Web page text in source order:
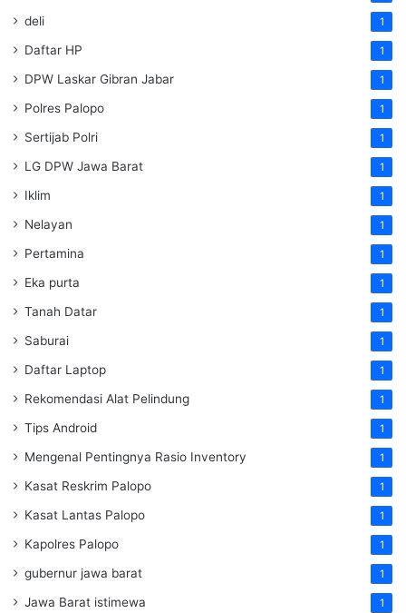
deli 1
Daftar HP 1
DPW Laskar Gibran Jabar 1
Polres Palopo 1
Sertijab Polri 1
LG DPW Jawa Barat 1
Iklim 1
Nelayan 1
Pertamina 1
Eka purta 1
Tanah Datar 1
Saburai 1
Daftar Laptop 1
Rekomendasi Alat Pelindung 1
Tips Android 1
Mengenal Pentingnya Rasio Inventory 1
Kasat Reskrim Palopo 1
Kasat Lantas Palopo 1
Kapolres Palopo 1
gubernur jawa barat 1
Jawa Barat istimewa 1